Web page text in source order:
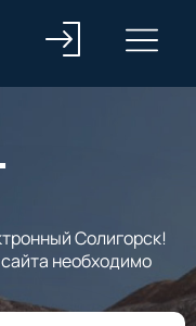
Солигорск!
необходимо